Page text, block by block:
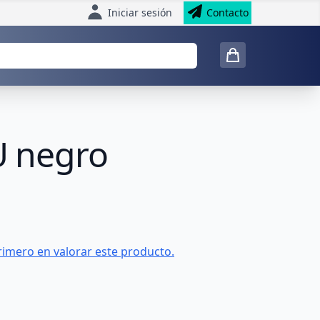
Iniciar sesión Contacto
negro
en valorar este producto.